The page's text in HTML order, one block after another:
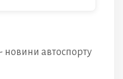
новини автоспорту